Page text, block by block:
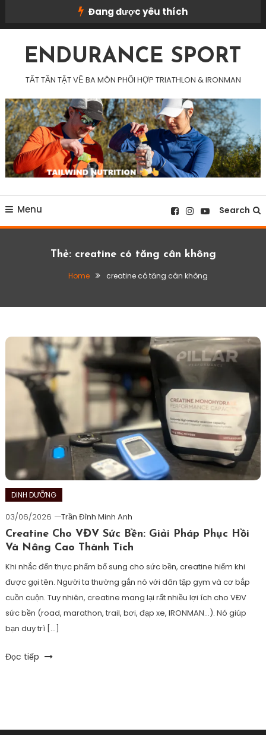
Đang được yêu thích
ENDURANCE SPORT
TẤT TẦN TẬT VỀ BA MÔN PHỐI HỢP TRIATHLON & IRONMAN
Menu Search
Thẻ: creatine có tăng cân không
Home creatine có tăng cân không
DINH DƯỠNG
03/06/2026
Trần Đình Minh Anh
Creatine Cho VĐV Sức Bền: Giải Pháp Phục Hồi
Và Nâng Cao Thành Tích
Khi nhắc đến thực phẩm bổ sung cho sức bền, creatine hiếm khi
được gọi tên. Người ta thường gắn nó với dân tập gym và cơ bắp
cuồn cuộn. Tuy nhiên, creatine mang lại rất nhiều lợi ích cho VĐV
sức bền (road, marathon, trail, bơi, đạp xe, IRONMAN…). Nó giúp
bạn duy trì […]
Tagged
Đọc tiếp